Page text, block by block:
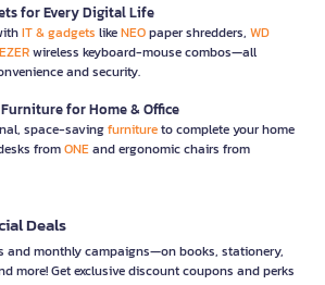
for Every Digital Life
IT & gadgets likeNEOpaper shredders, WD
wireless keyboard-mouse combos—all
and security.
for Home & Office
space-savingfurnitureto complete your home
fromONEand ergonomic chairs from
Deals
and monthly campaigns—on books, stationery,
more! Get exclusive discount coupons and perks